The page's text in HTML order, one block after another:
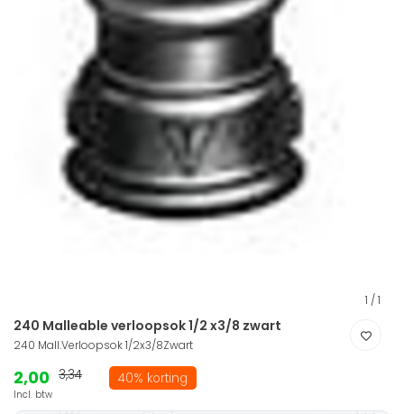
1 / 1
240 Malleable verloopsok 1/2 x3/8 zwart
240 Mall.Verloopsok 1/2x3/8Zwart
2,00
Incl. btw
3,34 40% korting